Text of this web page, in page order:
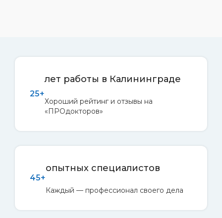
25+
лет работы в Калининграде
Хороший рейтинг и отзывы на
«ПРОдокторов»
45+
опытных специалистов
Каждый — профессионал своего дела